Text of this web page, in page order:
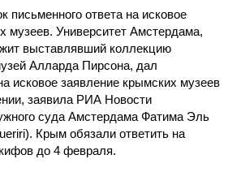
письменного ответа на исковое
музеев. Университет Амстердама,
выставлявший коллекцию
Алларда Пирсона, дал
исковое заявление крымских музеев
заявила РИА Новости
суда Амстердама Фатима Эль
Крым обязали ответить на
до 4 февраля.